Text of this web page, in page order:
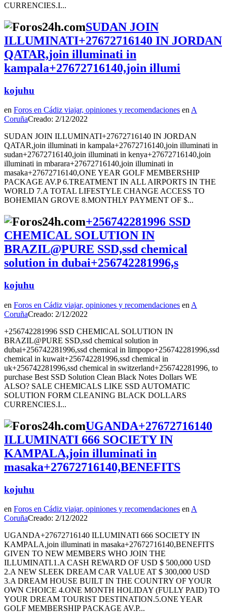
CURRENCIES.I...
SUDAN JOIN
ILLUMINATI+27672716140 IN JORDAN
QATAR,join illuminati in
kampala+27672716140,join illumi
kojuhu
en Foros en Cádiz viajar, opiniones y recomendaciones en A
CoruñaCreado: 2/12/2022
SUDAN JOIN ILLUMINATI+27672716140 IN JORDAN
QATAR,join illuminati in kampala+27672716140,join illuminati in
sudan+27672716140,join illuminati in kenya+27672716140,join
illuminati in mbarara+27672716140,join illuminati in
masaka+27672716140,ONE YEAR GOLF MEMBERSHIP
PACKAGE AV.P 6.TREATMENT IN ALL AIRPORTS IN THE
WORLD 7.A TOTAL LIFESTYLE CHANGE ACCESS TO
BOHEMIAN GROVE 8.MONTHLY PAYMENT OF $...
+256742281996 SSD
CHEMICAL SOLUTION IN
BRAZIL@PURE SSD,ssd chemical
solution in dubai+256742281996,s
kojuhu
en Foros en Cádiz viajar, opiniones y recomendaciones en A
CoruñaCreado: 2/12/2022
+256742281996 SSD CHEMICAL SOLUTION IN
BRAZIL@PURE SSD,ssd chemical solution in
dubai+256742281996,ssd chemical in limpopo+256742281996,ssd
chemical in kuwait+256742281996,ssd chemical in
uk+256742281996,ssd chemical in switzerland+256742281996, to
purchase Best SSD Solution Clean Black Notes Dollars WE
ALSO? SALE CHEMICALS LIKE SSD AUTOMATIC
SOLUTION FORM CLEANING BLACK DOLLARS
CURRENCIES.I...
UGANDA+27672716140
ILLUMINATI 666 SOCIETY IN
KAMPALA,join illuminati in
masaka+27672716140,BENEFITS
kojuhu
en Foros en Cádiz viajar, opiniones y recomendaciones en A
CoruñaCreado: 2/12/2022
UGANDA+27672716140 ILLUMINATI 666 SOCIETY IN
KAMPALA,join illuminati in masaka+27672716140,BENEFITS
GIVEN TO NEW MEMBERS WHO JOIN THE
ILLUMINATI.1.A CASH REWARD OF USD $ 500,000 USD
2.A NEW SLEEK DREAM CAR VALUE AT $ 300,000 USD
3.A DREAM HOUSE BUILT IN THE COUNTRY OF YOUR
OWN CHOICE 4.ONE MONTH HOLIDAY (FULLY PAID) TO
YOUR DREAM TOURIST DESTINATION.5.ONE YEAR
GOLF MEMBERSHIP PACKAGE AV.P...